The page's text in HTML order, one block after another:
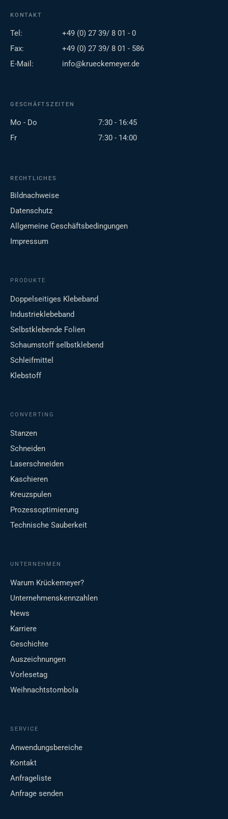
KONTAKT
Tel:
+49 (0) 27 39/ 8 01 - 0
Fax:
+49 (0) 27 39/ 8 01 - 586
E-Mail:
info@krueckemeyer.de
GESCHÄFTSZEITEN
Mo - Do
7:30 - 16:45
Fr
7:30 - 14:00
RECHTLICHES
Bildnachweise
Datenschutz
Allgemeine Geschäftsbedingungen
Impressum
PRODUKTE
Doppelseitiges Klebeband
Industrieklebeband
Selbstklebende Folien
Schaumstoff selbstklebend
Schleifmittel
Klebstoff
CONVERTING
Stanzen
Schneiden
Laserschneiden
Kaschieren
Kreuzspulen
Prozessoptimierung
Technische Sauberkeit
UNTERNEHMEN
Warum Krückemeyer?
Unternehmenskennzahlen
News
Karriere
Geschichte
Auszeichnungen
Vorlesetag
Weihnachtstombola
SERVICE
Anwendungsbereiche
Kontakt
Anfrageliste
Anfrage senden